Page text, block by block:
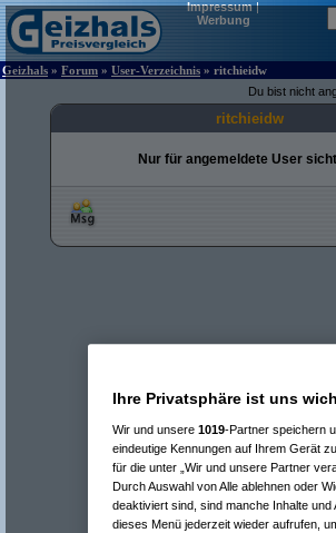
Impressum|
Werbung
Geizhals » Forum » User-Verzeichnis » ritchieidw
Du bist nicht
ritchieidw
Nur für angemeldete User
Ihre Privatsphäre ist uns
Wir und unsere 1019-Partner speichern
eindeutige Kennungen auf Ihrem Gerät
für die unter „Wir und unsere Partner
Durch Auswahl von Alle ablehnen oder
deaktiviert sind, sind manche Inhalte
dieses Menü jederzeit wieder aufrufen,